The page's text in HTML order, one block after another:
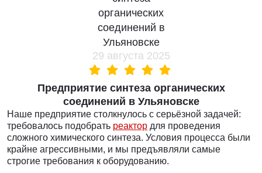
29 августа 2025
Предприятие синтеза органических
соединений в Ульяновске
Наше предприятие столкнулось с серьёзной задачей:
требовалось подобрать реактор для проведения
сложного химического синтеза. Условия процесса были
крайне агрессивными, и мы предъявляли самые
строгие требования к оборудованию.